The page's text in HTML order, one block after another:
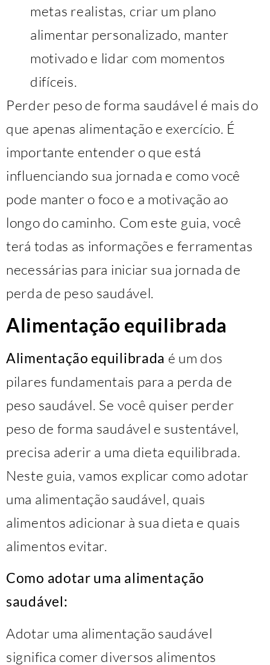
metas realistas, criar um plano
alimentar personalizado, manter
motivado e lidar com momentos
difíceis.
Perder peso de forma saudável é mais do
que apenas alimentação e exercício. É
importante entender o que está
influenciando sua jornada e como você
pode manter o foco e a motivação ao
longo do caminho. Com este guia, você
terá todas as informações e ferramentas
necessárias para iniciar sua jornada de
perda de peso saudável.
Alimentação equilibrada
Alimentação equilibrada é um dos
pilares fundamentais para a perda de
peso saudável. Se você quiser perder
peso de forma saudável e sustentável,
precisa aderir a uma dieta equilibrada.
Neste guia, vamos explicar como adotar
uma alimentação saudável, quais
alimentos adicionar à sua dieta e quais
alimentos evitar.
Como adotar uma alimentação
saudável:
Adotar uma alimentação saudável
significa comer diversos alimentos